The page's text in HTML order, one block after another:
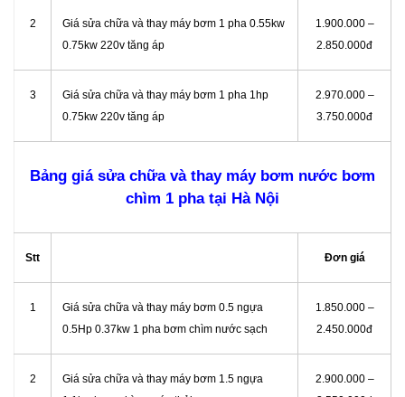
2
Giá sửa chữa và thay máy bơm 1 pha 0.55kw
0.75kw 220v tăng áp
1.900.000 –
2.850.000đ
3
Giá sửa chữa và thay máy bơm 1 pha 1hp
0.75kw 220v tăng áp
2.970.000 –
3.750.000đ
Bảng giá sửa chữa và thay máy bơm nước bơm
chìm 1 pha tại Hà Nội
Stt Đơn giá
1
Giá sửa chữa và thay máy bơm 0.5 ngựa
0.5Hp 0.37kw 1 pha bơm chìm nước sạch
1.850.000 –
2.450.000đ
2
Giá sửa chữa và thay máy bơm 1.5 ngựa
2.900.000 –